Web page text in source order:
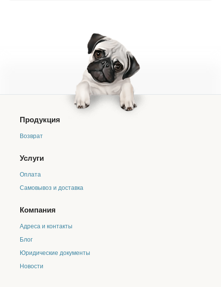
Продукция
Возврат
Услуги
Оплата
Самовывоз и доставка
Компания
Адреса и контакты
Блог
Юридические документы
Новости